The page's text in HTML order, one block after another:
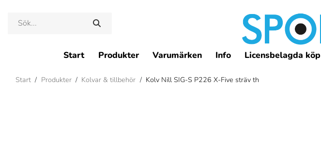
Start Produkter Varumärken Info Licensbelagda köp
Start / Produkter / Kolvar & tillbehör / Kolv Nill SIG-S P226 X-Five sträv th